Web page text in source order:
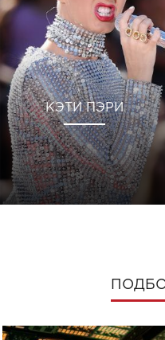
КЭТИ ПЭРИ